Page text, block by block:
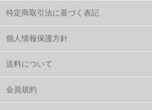
特定商取引法に基づく表記
個人情報保護方針
送料について
会員規約